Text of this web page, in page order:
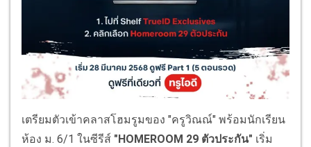
เตรียมตัวเข้าคลาสโฮมรูมของ "ครูวิณณ์" พร้อมนักเรียน
ห้อง ม. 6/1 ในซีรีส์ "HOMEROOM 29 ตัวประกัน" เริ่ม